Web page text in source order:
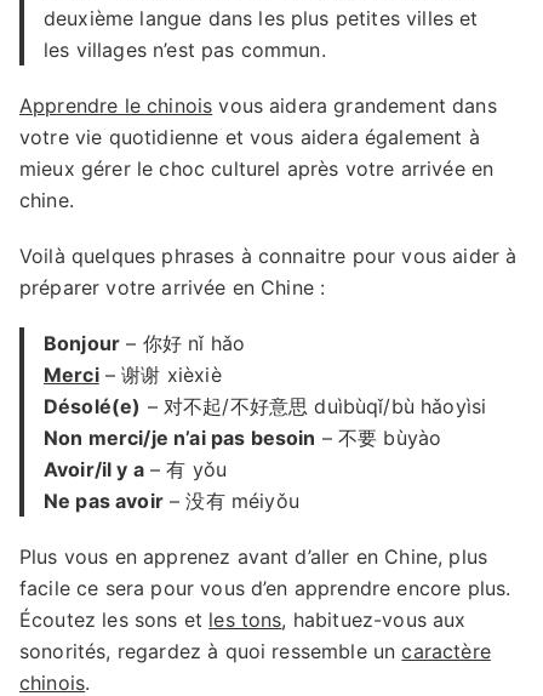
deuxième langue dans les plus petites villes et
les villages n’est pas commun.
Apprendre le chinois vous aidera grandement dans
votre vie quotidienne et vous aidera également à
mieux gérer le choc culturel après votre arrivée en
chine.
Voilà quelques phrases à connaitre pour vous aider à
préparer votre arrivée en Chine :
Bonjour – 你好 nǐ hǎo
Merci– 谢谢 xièxiè
Désolé(e) – 对不起/不好意思 duìbùqǐ/bù hǎoyìsi
Non merci/je n’ai pas besoin – 不要 bùyào
Avoir/il y a– 有 yǒu
Ne pas avoir– 没有 méiyǒu
Plus vous en apprenez avant d’aller en Chine, plus
facile ce sera pour vous d’en apprendre encore plus.
Écoutez les sons et les tons, habituez-vous aux
sonorités, regardez à quoi ressemble uncaractère
chinois.